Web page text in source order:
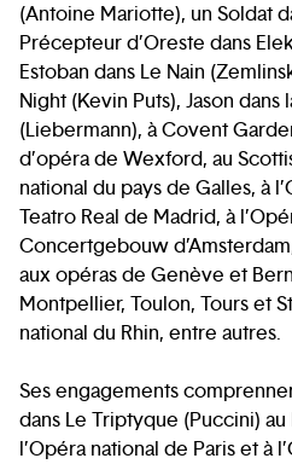
(Antoine Mariotte), un Soldat
Précepteur d’Oreste dans
Estoban dans Le Nain
Night (Kevin Puts), Jason
(Liebermann), à Covent
d’opéra de Wexford, au
national du pays de Galles, à
Teatro Real de Madrid, à
Concertgebouw
aux opéras de Genève et
Montpellier, Toulon, Tours et
national du Rhin, entre autres.
Ses engagements
dans Le Triptyque (Puccini)
l’Opéra national de Paris et à